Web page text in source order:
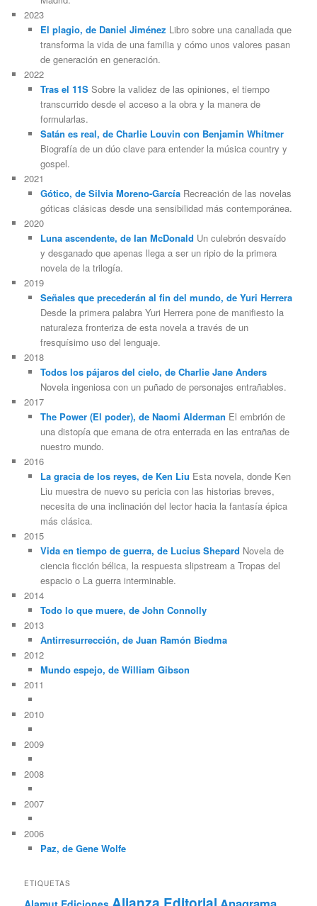
2023
El plagio, de Daniel Jiménez Libro sobre una canallada que
transforma la vida de una familia y cómo unos valores pasan
de generación en generación.
2022
Tras el 11SSobre la validez de las opiniones, el tiempo
transcurrido desde el acceso a la obra y la manera de
formularlas.
Satán es real, de Charlie Louvin con Benjamin Whitmer
Biografía de un dúo clave para entender la música country y
gospel.
2021
Gótico, de Silvia Moreno-GarcíaRecreación de las novelas
góticas clásicas desde una sensibilidad más contemporánea.
2020
Luna ascendente, de Ian McDonald Un culebrón desvaído
y desganado que apenas llega a ser un ripio de la primera
novela de la trilogía.
2019
Señales que precederán al fin del mundo, de Yuri Herrera
Desde la primera palabra Yuri Herrera pone de manifiesto la
naturaleza fronteriza de esta novela a través de un
fresquísimo uso del lenguaje.
2018
Todos los pájaros del cielo, de Charlie Jane Anders
Novela ingeniosa con un puñado de personajes entrañables.
2017
The Power (El poder), de Naomi Alderman El embrión de
una distopía que emana de otra enterrada en las entrañas de
nuestro mundo.
2016
La gracia de los reyes, de Ken Liu Esta novela, donde Ken
Liu muestra de nuevo su pericia con las historias breves,
necesita de una inclinación del lector hacia la fantasía épica
más clásica.
2015
Vida en tiempo de guerra, de Lucius Shepard Novela de
ciencia ficción bélica, la respuesta slipstream a Tropas del
espacio o La guerra interminable.
2014
Todo lo que muere, de John Connolly
2013
Antirresurrección, de Juan Ramón Biedma
2012
Mundo espejo, de William Gibson
2011
2010
2009
2008
2007
2006
Paz, de Gene Wolfe
ETIQUETAS